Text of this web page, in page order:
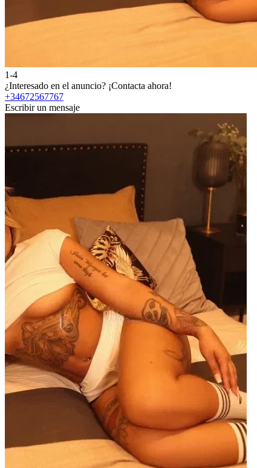
1-4
¿Interesado en el anuncio? ¡Contacta ahora!
+34672567767
Escribir un mensaje